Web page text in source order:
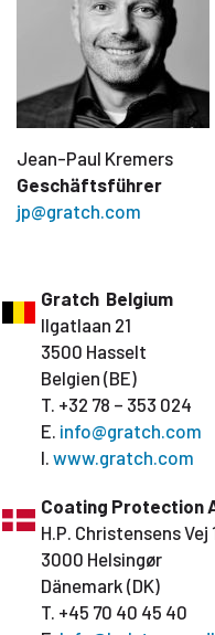
Jean-Paul Kremers
Geschäftsführer
jp@gratch.com
Gratch Belgium
Ilgatlaan 21
3500 Hasselt
Belgien (BE)
T. +32 78 – 353 024
E. info@gratch.com
I. www.gratch.com
Coating Protection
H.P. Christensens Vej
3000 Helsingør
Dänemark (DK)
T. +45 70 40 45 40